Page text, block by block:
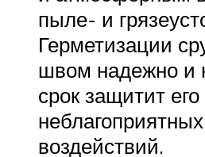
пыле- и
Герметизации
швом надежно и
срок защитит его
воздействий.